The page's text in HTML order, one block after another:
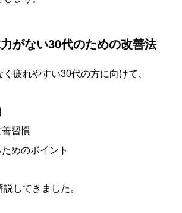
がない30代のための改善法
疲れやすい30代の方に向けて、
習慣
めのポイント
説してきました。